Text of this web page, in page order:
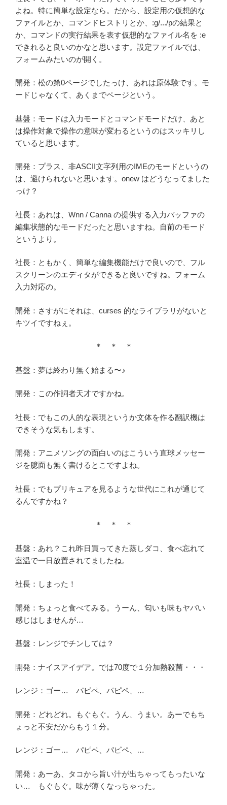
よね。特に簡単な設定なら。だから、設定用の仮想的な
ファイルとか、コマンドヒストリとか、:g/.../pの結果と
か、コマンドの実行結果を表す仮想的なファイル名を :e
できれると良いのかなと思います。設定ファイルでは、
フォームみたいのが開く。
開発：松の第0ページでしたっけ、あれは原体験です。モ
ードじゃなくて、あくまでページという。
基盤：モードは入力モードとコマンドモードだけ、あと
は操作対象で操作の意味が変わるというのはスッキリし
ていると思います。
開発：プラス、非ASCII文字列用のIMEのモードというの
は、避けられないと思います。onew はどうなってました
っけ？
社長：あれは、Wnn / Canna の提供する入力バッファの
編集状態的なモードだったと思いますね。自前のモード
というより。
社長：ともかく、簡単な編集機能だけで良いので、フル
スクリーンのエディタができると良いですね。フォーム
入力対応の。
開発：さすがにそれは、curses 的なライブラリがないと
キツイですねぇ。
＊ ＊ ＊
基盤：夢は終わり無く始まる〜♪
開発：この作詞者天才ですかね。
社長：でもこの人的な表現というか文体を作る翻訳機は
できそうな気もします。
開発：アニメソングの面白いのはこういう直球メッセー
ジを臆面も無く書けるとこですよね。
社長：でもプリキュアを見るような世代にこれが通じて
るんですかね？
＊ ＊ ＊
基盤：あれ？これ昨日買ってきた蒸しダコ、食べ忘れて
室温で一日放置されてましたね。
社長：しまった！
開発：ちょっと食べてみる。うーん、匂いも味もヤバい
感じはしませんが…
基盤：レンジでチンしては？
開発：ナイスアイデア。では70度で１分加熱殺菌・・・
レンジ：ゴー… パピペ、パピペ、…
開発：どれどれ。もぐもぐ。うん、うまい。あーでもち
ょっと不安だからもう１分。
レンジ：ゴー… パピペ、パピペ、…
開発：あーあ、タコから旨い汁が出ちゃってもったいな
い… もぐもぐ。味が薄くなっちゃった。